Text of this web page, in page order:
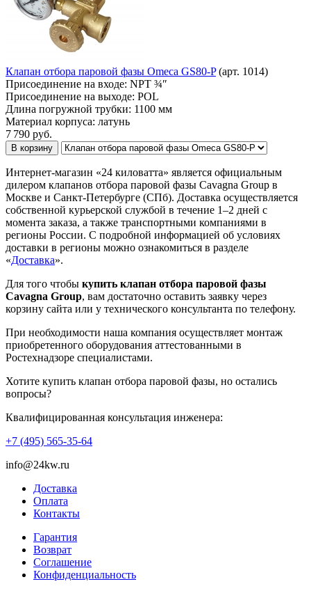
Клапан отбора паровой фазы Omeca GS80-P (арт. 1014)
Присоединение на входе: NPT ¾″
Присоединение на выходе: POL
Длина погружной трубки: 1100 мм
Материал корпуса: латунь
7 790 руб.
В корзину
Интернет-магазин «24 киловатта» является официальным
дилером клапанов отбора паровой фазы Cavagna Group в
Москве и Санкт-Петербурге (СПб). Доставка осуществляется
собственной курьерской службой в течение 1–2 дней с
момента заказа, а также транспортными компаниями в
регионы России. С подробной информацией об условиях
доставки в регионы можно ознакомиться в разделе
«Доставка».
Для того чтобы купить клапан отбора паровой фазы
Cavagna Group, вам достаточно оставить заявку через
корзину сайта или у технического консультанта по телефону.
При необходимости наша компания осуществляет монтаж
приобретенного оборудования аттестованными в
Ростехнадзоре специалистами.
Хотите купить клапан отбора паровой фазы, но остались
вопросы?
Квалифицированная консультация инженера:
+7 (495) 565-35-64
info@24kw.ru
Доставка
Оплата
Контакты
Гарантия
Возврат
Cоглашение
Конфиденциальность